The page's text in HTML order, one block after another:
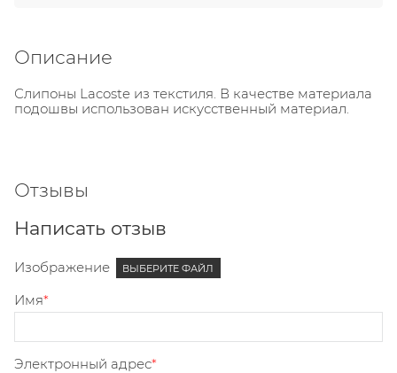
Описание
Слипоны Lacoste из текстиля. В качестве материала
подошвы использован искусственный материал.
Отзывы
Написать отзыв
Изображение ВЫБЕРИТЕ ФАЙЛ
Имя
Электронный адрес